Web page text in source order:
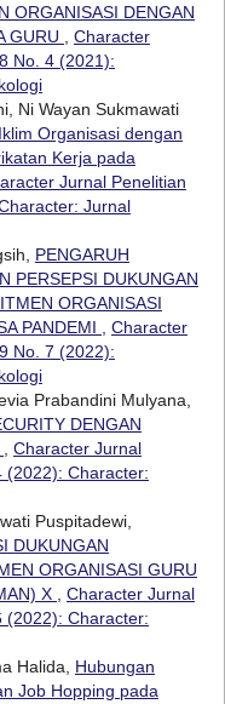
ORGANISASI DENGAN
GURU , Character
No. 4 (2021):
Ni Wayan Sukmawati
Organisasi dengan
Kerja pada
Jurnal Penelitian
Jurnal
PENGARUH
PERSEPSI DUKUNGAN
ORGANISASI
PANDEMI , Character
No. 7 (2022):
Prabandini Mulyana,
DENGAN
, Character Jurnal
(2022): Character:
Puspitadewi,
DUKUNGAN
ORGANISASI GURU
X , Character Jurnal
(2022): Character:
Halida, Hubungan
Job Hopping pada